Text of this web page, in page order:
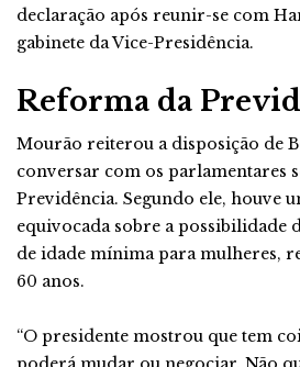
declaração após reunir-se com
gabinete da Vice-Presidência.
Reforma da
Mourão reiterou a disposição de
conversar com os parlamentares
Previdência. Segundo ele, houve
equivocada sobre a possibilidade
de idade mínima para mulheres,
60 anos.
“O presidente mostrou que tem